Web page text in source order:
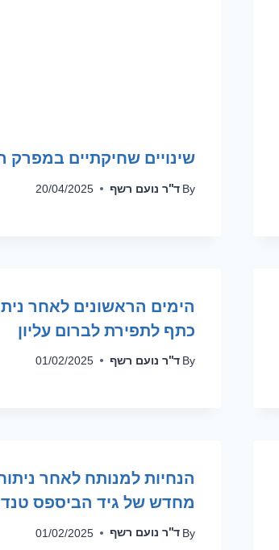
שינויים שחיקתיים במפרק
By ד''ר נועם רשף 20/04/2025
הימים הראשונים לאחר
כתף לתפירת לברום עליון
By ד''ר נועם רשף 01/02/2025
הנחיות למנותח לאחר ניתוח
מחדש של גיד הביספס
By ד''ר נועם רשף 01/02/2025